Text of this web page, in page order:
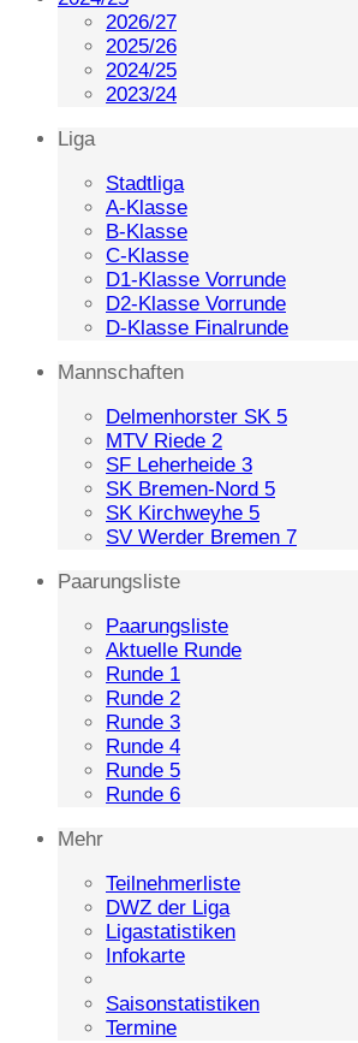
2026/27
2025/26
2024/25
2023/24
Liga
Stadtliga
A-Klasse
B-Klasse
C-Klasse
D1-Klasse Vorrunde
D2-Klasse Vorrunde
D-Klasse Finalrunde
Mannschaften
Delmenhorster SK 5
MTV Riede 2
SF Leherheide 3
SK Bremen-Nord 5
SK Kirchweyhe 5
SV Werder Bremen 7
Paarungsliste
Paarungsliste
Aktuelle Runde
Runde 1
Runde 2
Runde 3
Runde 4
Runde 5
Runde 6
Mehr
Teilnehmerliste
DWZ der Liga
Ligastatistiken
Infokarte
Saisonstatistiken
Termine